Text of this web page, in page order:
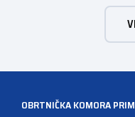
očekuje bogat stručni
renomiranih domaćih i
programa održat će se
OBRTNIČKA KOMORA